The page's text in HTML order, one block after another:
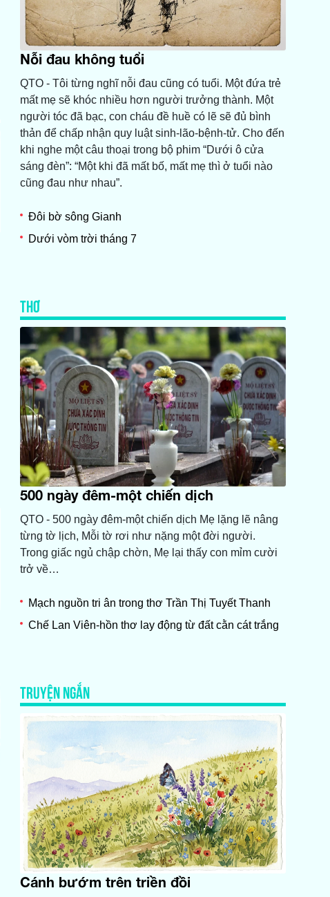
Nỗi đau không tuổi
QTO - Tôi từng nghĩ nỗi đau cũng có tuổi. Một đứa trẻ
mất mẹ sẽ khóc nhiều hơn người trưởng thành. Một
người tóc đã bạc, con cháu đề huề có lẽ sẽ đủ bình
thản để chấp nhận quy luật sinh-lão-bệnh-tử. Cho đến
khi nghe một câu thoại trong bộ phim “Dưới ô cửa
sáng đèn”: “Một khi đã mất bố, mất mẹ thì ở tuổi nào
cũng đau như nhau”.
Đôi bờ sông Gianh
Dưới vòm trời tháng 7
THƠ
500 ngày đêm-một chiến dịch
QTO - 500 ngày đêm-một chiến dịch Mẹ lặng lẽ nâng
từng tờ lịch, Mỗi tờ rơi như nặng một đời người.
Trong giấc ngủ chập chờn, Mẹ lại thấy con mỉm cười
trở về…
Mạch nguồn tri ân trong thơ Trần Thị Tuyết Thanh
Chế Lan Viên-hồn thơ lay động từ đất cằn cát trắng
TRUYỆN NGẮN
Cánh bướm trên triền đồi